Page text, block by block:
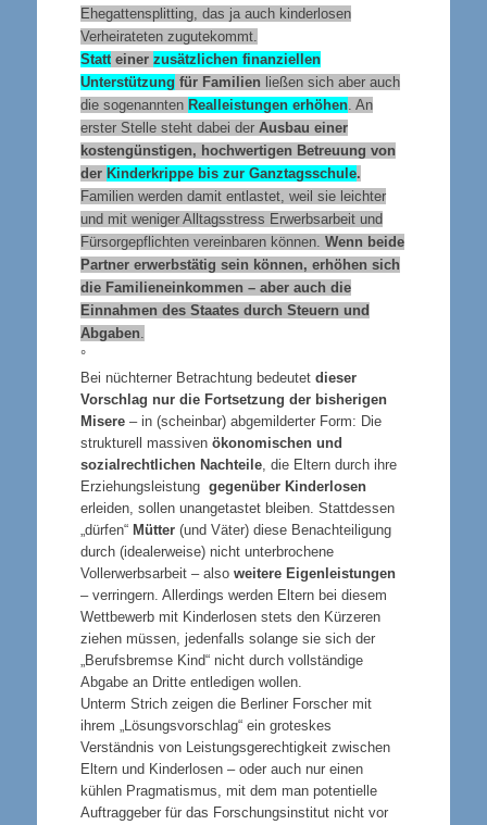
Ehegattensplitting, das ja auch kinderlosen
Verheirateten zugutekommt.
Statteiner zusätzlichen finanziellen
Unterstützung für Familien ließen sich aber auch
die sogenannten Realleistungen erhöhen. An
erster Stelle steht dabei der Ausbau einer
kostengünstigen, hochwertigen Betreuung von
der Kinderkrippe bis zur Ganztagsschule.
Familien werden damit entlastet, weil sie leichter
und mit weniger Alltagsstress Erwerbsarbeit und
Fürsorgepflichten vereinbaren können. Wenn beide
Partner erwerbstätig sein können, erhöhen sich
die Familieneinkommen – aber auch die
Einnahmen des Staates durch Steuern und
Abgaben.
°
Bei nüchterner Betrachtung bedeutet dieser
Vorschlag nur die Fortsetzung der bisherigen
Misere– in (scheinbar) abgemilderter Form: Die
strukturell massiven ökonomischen und
sozialrechtlichen Nachteile, die Eltern durch ihre
Erziehungsleistung gegenüber Kinderlosen
erleiden, sollen unangetastet bleiben. Stattdessen
„dürfen“ Mütter (und Väter) diese Benachteiligung
durch (idealerweise) nicht unterbrochene
Vollerwerbsarbeit – also weitere Eigenleistungen
– verringern. Allerdings werden Eltern bei diesem
Wettbewerb mit Kinderlosen stets den Kürzeren
ziehen müssen, jedenfalls solange sie sich der
„Berufsbremse Kind“ nicht durch vollständige
Abgabe an Dritte entledigen wollen.
Unterm Strich zeigen die Berliner Forscher mit
ihrem „Lösungsvorschlag“ ein groteskes
Verständnis von Leistungsgerechtigkeit zwischen
Eltern und Kinderlosen – oder auch nur einen
kühlen Pragmatismus, mit dem man potentielle
Auftraggeber für das Forschungsinstitut nicht vor